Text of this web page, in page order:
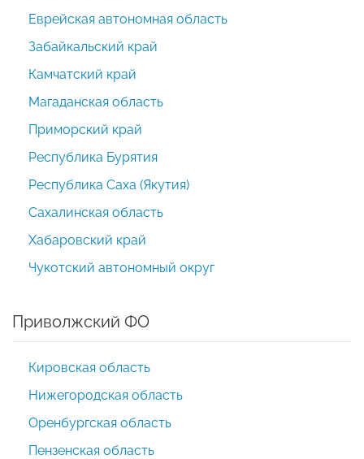
Еврейская автономная область
Забайкальский край
Камчатский край
Магаданская область
Приморский край
Республика Бурятия
Республика Саха (Якутия)
Сахалинская область
Хабаровский край
Чукотский автономный округ
Приволжский ФО
Кировская область
Нижегородская область
Оренбургская область
Пензенская область